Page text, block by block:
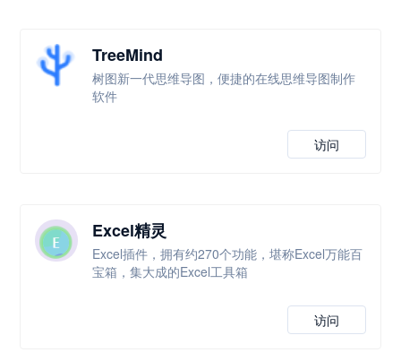
TreeMind
树图新一代思维导图，便捷的在线思维导图制作
软件
访问
Excel精灵
Excel插件，拥有约270个功能，堪称Excel万能百
宝箱，集大成的Excel工具箱
访问